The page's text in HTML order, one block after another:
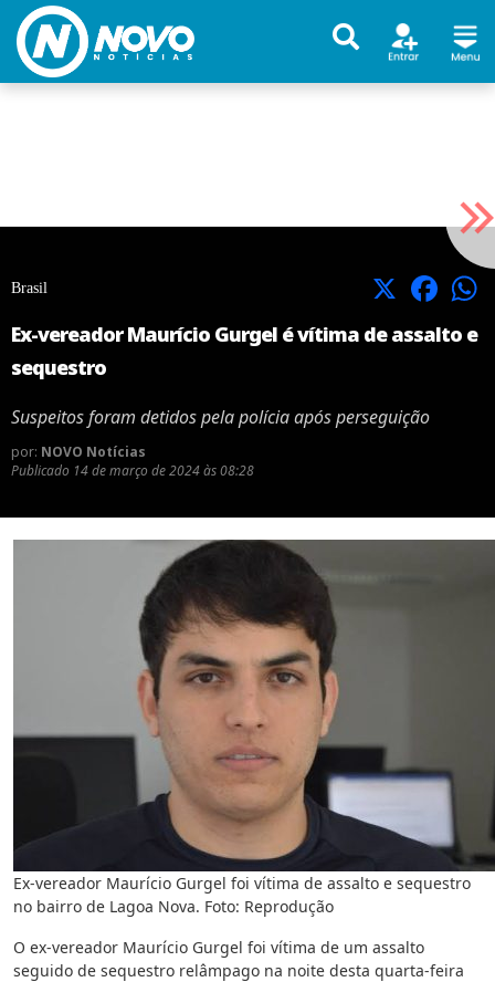
Brasil X Facebook
Ex-vereador Maurício Gurgel é vítima de assalto e
sequestro
Suspeitos foram detidos pela polícia após perseguição
por: NOVO Notícias
Publicado 14 de março de 2024 às 08:28
Ex-vereador Maurício Gurgel foi vítima de assalto e sequestro
no bairro de Lagoa Nova. Foto: Reprodução
O ex-vereador Maurício Gurgel foi vítima de um assalto
seguido de sequestro relâmpago na noite desta quarta-feira